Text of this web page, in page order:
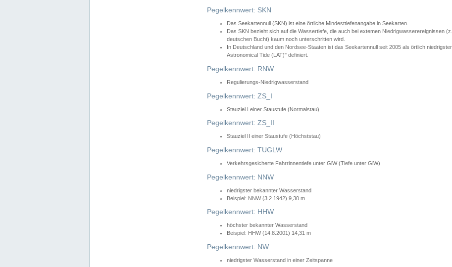
Pegelkennwert: SKN
Das Seekartennull (SKN) ist eine örtliche Mindesttiefenangabe in Seekarten.
Das SKN bezieht sich auf die Wassertiefe, die auch bei extemen Niedrigwasserereignissen
deutschen Bucht) kaum noch unterschritten wird.
In Deutschland und den Nordsee-Staaten ist das Seekartennull seit 2005 als örtlich
Astronomical Tide (LAT)" definiert.
Pegelkennwert: RNW
Regulierungs-Niedrigwasserstand
Pegelkennwert: ZS_I
Stauziel I einer Staustufe (Normalstau)
Pegelkennwert: ZS_II
Stauziel II einer Staustufe (Höchststau)
Pegelkennwert: TUGLW
Verkehrsgesicherte Fahrrinnentiefe unter GlW (Tiefe unter GlW)
Pegelkennwert: NNW
niedrigster bekannter Wasserstand
Beispiel: NNW (3.2.1942) 9,30 m
Pegelkennwert: HHW
höchster bekannter Wasserstand
Beispiel: HHW (14.8.2001) 14,31 m
Pegelkennwert: NW
niedrigster Wasserstand in einer Zeitspanne